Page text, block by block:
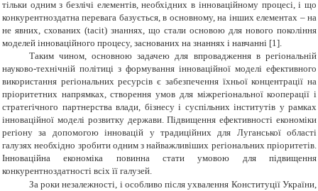
тільки одним з безлічі елементів, необхідних в інноваційному процесі, і що
конкурентноздатна перевага базується, в основному, на інших елементах – на
не явних, схованих (tacit) знаннях, що стали основою для нового покоління
моделей інноваційного процесу, заснованих на знаннях і навчанні [1].
Таким чином, основною задачею для впровадження в регіональній
науково-технічній політиці з формування інноваційної моделі ефективного
використання регіональних ресурсів є забезпечення їхньої концентрації на
пріоритетних напрямках, створення умов для міжрегіональної кооперації і
стратегічного партнерства влади, бізнесу і суспільних інститутів у рамках
інноваційної моделі розвитку держави. Підвищення ефективності економіки
регіону за допомогою інновацій у традиційних для Луганської області
галузях необхідно зробити одним з найважливіших регіональних пріоритетів.
Інноваційна економіка повинна стати умовою для підвищення
конкурентноздатності всіх її галузей.
За роки незалежності, і особливо після ухвалення Конституції України,